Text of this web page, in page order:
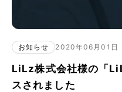
お知らせ 2020年06月01日
LiLz株式会社様の「
スされました